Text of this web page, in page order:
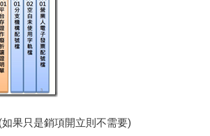
果只是銷項開立則不需要)